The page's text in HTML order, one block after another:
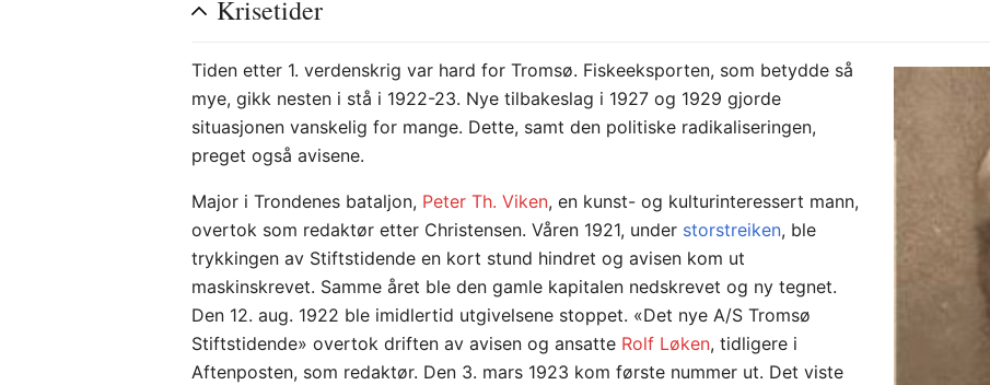
Krisetider
Tiden etter 1. verdenskrig var hard for Tromsø. Fiskeeksporten, som betydde så
mye, gikk nesten i stå i 1922-23. Nye tilbakeslag i 1927 og 1929 gjorde
situasjonen vanskelig for mange. Dette, samt den politiske radikaliseringen,
preget også avisene.
Major i Trondenes bataljon, Peter Th. Viken, en kunst- og kulturinteressert mann,
overtok som redaktør etter Christensen. Våren 1921, under storstreiken, ble
trykkingen av Stiftstidende en kort stund hindret og avisen kom ut
maskinskrevet. Samme året ble den gamle kapitalen nedskrevet og ny tegnet.
Den 12. aug. 1922 ble imidlertid utgivelsene stoppet. «Det nye A/S Tromsø
Stiftstidende» overtok driften av avisen og ansatte Rolf Løken, tidligere i
Aftenposten, som redaktør. Den 3. mars 1923 kom første nummer ut. Det viste